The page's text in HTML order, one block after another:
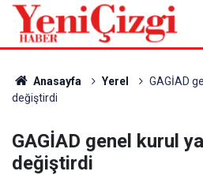
Anasayfa Yerel
GAGİAD
değiştirdi
GAGİAD genel kurul
değiştirdi